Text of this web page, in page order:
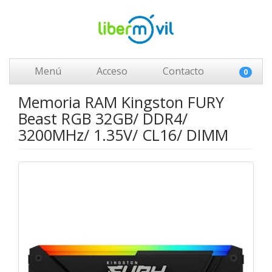
Menú Acceso Contacto 0
Memoria RAM Kingston FURY
Beast RGB 32GB/ DDR4/
3200MHz/ 1.35V/ CL16/ DIMM